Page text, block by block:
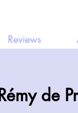
Reviews
de